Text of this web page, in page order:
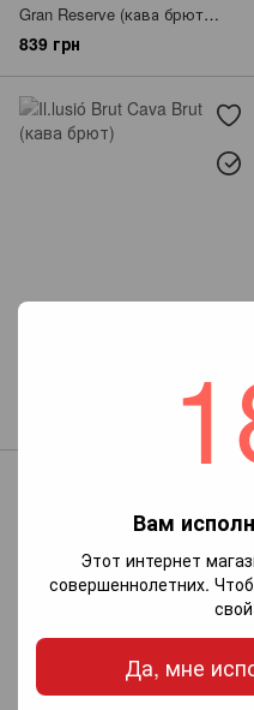
Вам
Этот интернет
совершеннолетних.
Да, мне
Gran Reserve (кава брют
натюр)
839 грн